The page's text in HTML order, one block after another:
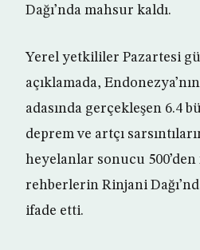
Dağı’nda mahsur kaldı.
Yerel yetkililer Pazartesi
açıklamada,
adasında gerçekleşen 6.4
deprem ve artçı
heyelanlar sonucu
rehberlerin Rinjani
ifade etti.